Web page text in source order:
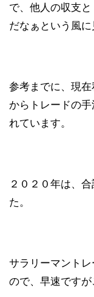
で、他人の収支
だなぁという風
参考までに、現在
からトレードの
れています。
２０２０年は、
た。
サラリーマント
ので、早速ですが